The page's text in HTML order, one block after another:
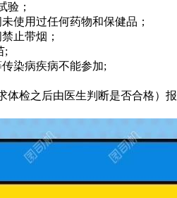
验；
使用过任何药物和保健品；
止带烟；
;
染病疾病不能参加;
。
体检之后由医生判断是否合格）报